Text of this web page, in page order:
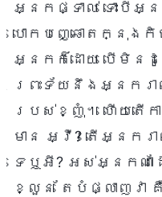
អ្នកផ្ទាល់ ទោះបីអ្
បោកបញ្ឆោតក្នុង
អ្នកក៏ដោយ បើមិនដូ
ព្រះទ័យនឹងអ្នករ
របស់ខ្ញុំ។ ហើយតើក
មាន អ្វី? តើអ្នក
ទេឬអី? អស់អ្នកណ
ខ្លួន តែបំផ្លាញវា